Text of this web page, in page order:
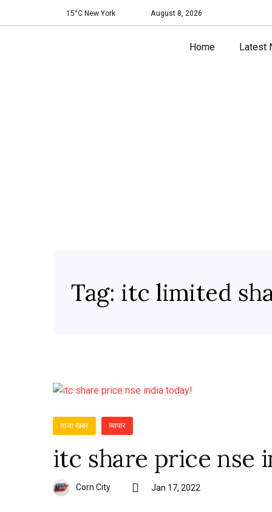
15°C New York August 8, 2026
Home Latest
Tag: itc limited
ताजा खबर व्यापार
itc share price nse
Corn City Jan 17, 2022